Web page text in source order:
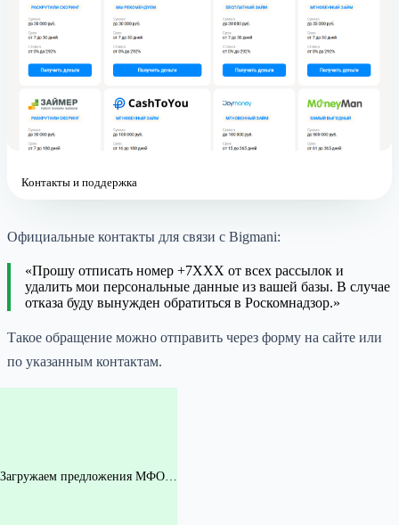
Контакты и поддержка
Официальные контакты для связи с Bigmani:
«Прошу отписать номер +7XXX от всех рассылок и
удалить мои персональные данные из вашей базы. В случае
отказа буду вынужден обратиться в Роскомнадзор.»
Такое обращение можно отправить через форму на сайте или
по указанным контактам.
Загружаем предложения МФО…